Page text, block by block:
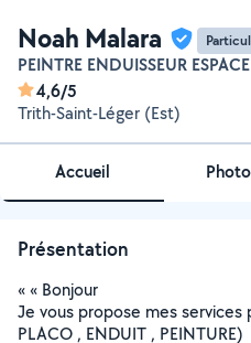
Noah Malara
PEINTRE ENDUISSEUR
4,6/5
Trith-Saint-Léger (Est)
Accueil
Présentation
« « Bonjour
Je vous propose mes
PLACO , ENDUIT , PEINTURE)